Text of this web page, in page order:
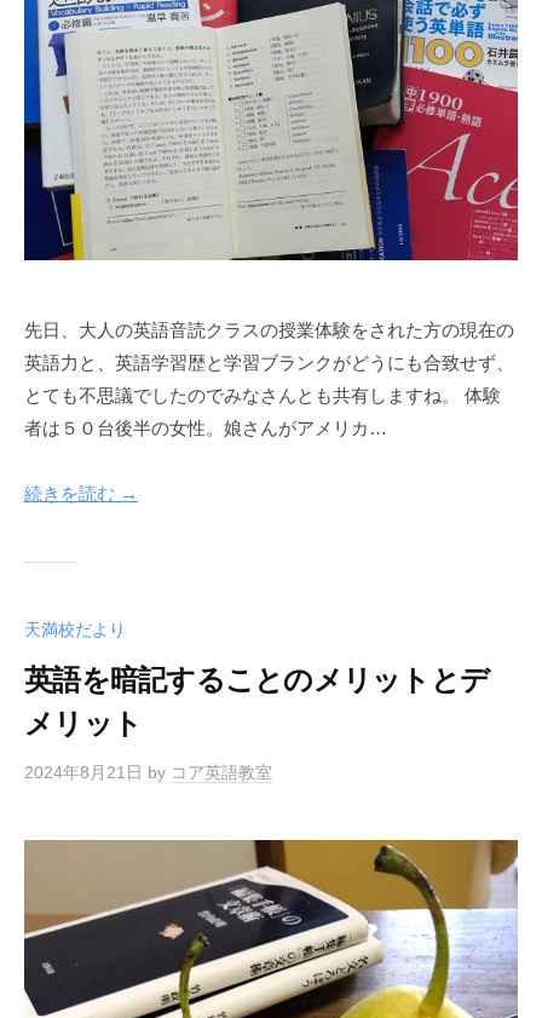
先日、大人の英語音読クラスの授業体験をされた方の現在の
英語力と、英語学習歴と学習ブランクがどうにも合致せず、
とても不思議でしたのでみなさんとも共有しますね。 体験
者は５０台後半の女性。娘さんがアメリカ…
続きを読む →
天満校だより
英語を暗記することのメリットとデ
メリット
2024年8月21日 by コア英語教室